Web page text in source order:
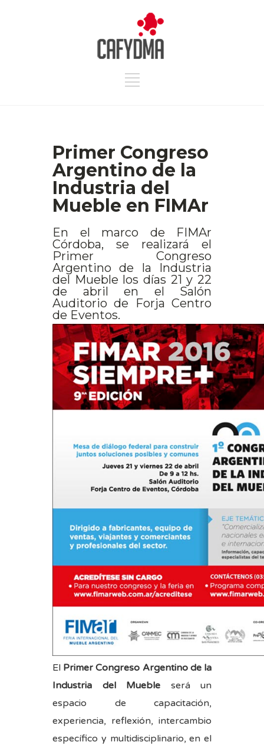
Primer Congreso
Argentino de la
Industria del
Mueble en FIMAr
En el marco de FIMAr
Córdoba, se realizará el
Primer Congreso
Argentino de la Industria
del Mueble los días 21 y 22
de abril en el Salón
Auditorio de Forja Centro
de Eventos.
El Primer Congreso Argentino de la
Industria del Mueble será un
espacio de capacitación,
experiencia, reflexión, intercambio
específico y multidisciplinario, en el